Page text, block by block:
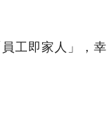
工即家人」，幸